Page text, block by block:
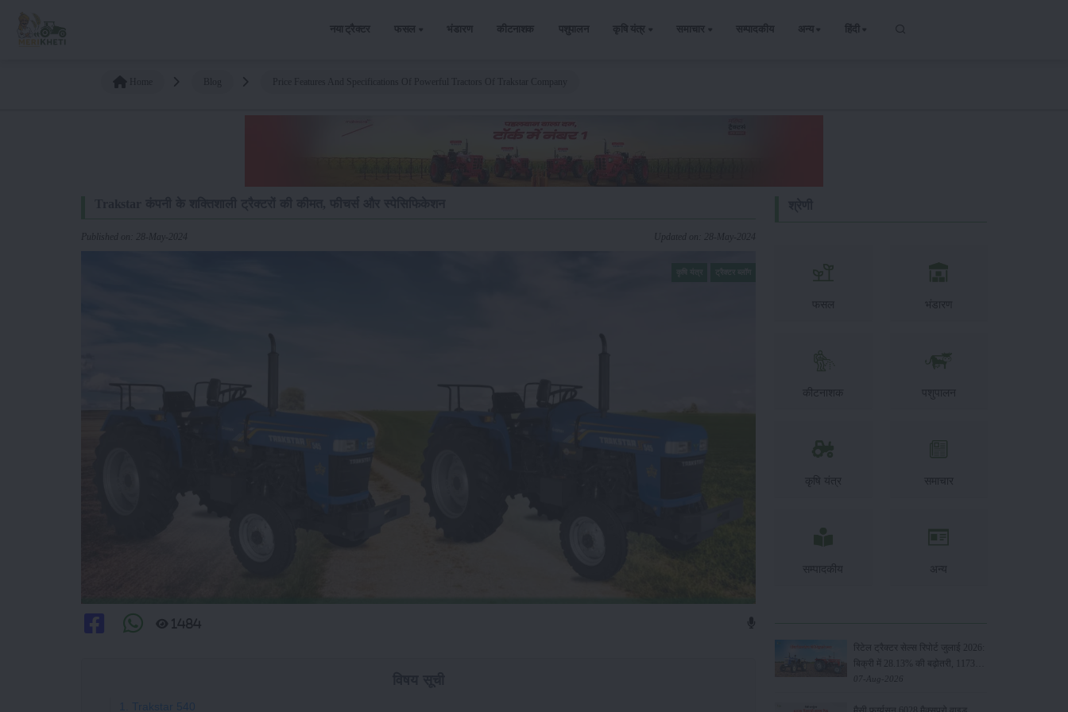
नया ट्रैक्टर फसल भंडारण कीटनाशक पशुपालन कृषि यंत्र समाचार सम्पादकीय अन्य हिंदी
Published on: 28-May-2024 Updated on: 28-May-2024
1484
1. Trakstar 540
फसल भंडारण
कीटनाशक पशुपालन
कृषि यंत्र समाचार
सम्पादकीय अन्य
रिटेल ट्रैक्टर सेल्स रिपोर्ट जुलाई 2026:
बिक्री में 28.13% की बढ़ोतरी, 117349
यूनिट्स बेचे
07-Aug-2026